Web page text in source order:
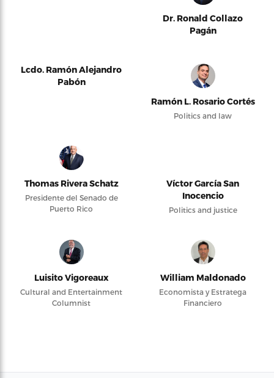
Dr. Ronald Collazo
Pagán
Lcdo. Ramón Alejandro
Pabón
Ramón L. Rosario Cortés
Politics and law
Thomas Rivera Schatz
Presidente del Senado de
Puerto Rico
Víctor García San
Inocencio
Politics and justice
Luisito Vigoreaux
Cultural and Entertainment
Columnist
William Maldonado
Economista y Estratega
Financiero